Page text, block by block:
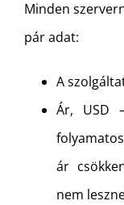
Minden
pár adat:
A
Ár, USD
ár
nem